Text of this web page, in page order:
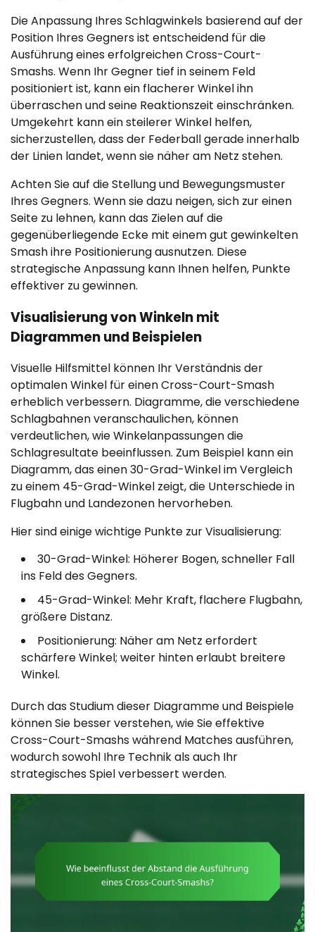
Die Anpassung Ihres Schlagwinkels basierend auf der
Position Ihres Gegners ist entscheidend für die
Ausführung eines erfolgreichen Cross-Court-
Smashs. Wenn Ihr Gegner tief in seinem Feld
positioniert ist, kann ein flacherer Winkel ihn
überraschen und seine Reaktionszeit einschränken.
Umgekehrt kann ein steilerer Winkel helfen,
sicherzustellen, dass der Federball gerade innerhalb
der Linien landet, wenn sie näher am Netz stehen.
Achten Sie auf die Stellung und Bewegungsmuster
Ihres Gegners. Wenn sie dazu neigen, sich zur einen
Seite zu lehnen, kann das Zielen auf die
gegenüberliegende Ecke mit einem gut gewinkelten
Smash ihre Positionierung ausnutzen. Diese
strategische Anpassung kann Ihnen helfen, Punkte
effektiver zu gewinnen.
Visualisierung von Winkeln mit
Diagrammen und Beispielen
Visuelle Hilfsmittel können Ihr Verständnis der
optimalen Winkel für einen Cross-Court-Smash
erheblich verbessern. Diagramme, die verschiedene
Schlagbahnen veranschaulichen, können
verdeutlichen, wie Winkelanpassungen die
Schlagresultate beeinflussen. Zum Beispiel kann ein
Diagramm, das einen 30-Grad-Winkel im Vergleich
zu einem 45-Grad-Winkel zeigt, die Unterschiede in
Flugbahn und Landezonen hervorheben.
Hier sind einige wichtige Punkte zur Visualisierung:
30-Grad-Winkel: Höherer Bogen, schneller Fall
ins Feld des Gegners.
45-Grad-Winkel: Mehr Kraft, flachere Flugbahn,
größere Distanz.
Positionierung: Näher am Netz erfordert
schärfere Winkel; weiter hinten erlaubt breitere
Winkel.
Durch das Studium dieser Diagramme und Beispiele
können Sie besser verstehen, wie Sie effektive
Cross-Court-Smashs während Matches ausführen,
wodurch sowohl Ihre Technik als auch Ihr
strategisches Spiel verbessert werden.